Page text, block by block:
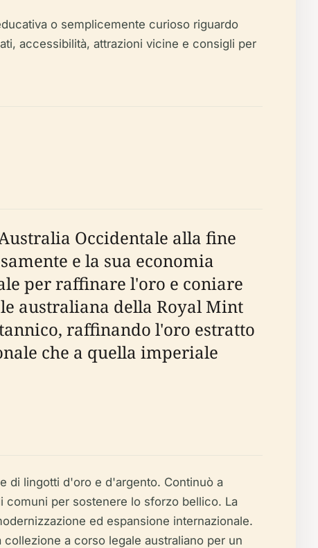
o semplicemente curioso riguardo
accessibilità, attrazioni vicine e consigli per
Occidentale alla fine
e la sua economia
per raffinare l'oro e coniare
australiana della Royal Mint
raffinando l'oro estratto
che a quella imperiale
di lingotti d'oro e d'argento. Continuò a
comuni per sostenere lo sforzo bellico. La
ed espansione internazionale.
a corso legale australiano per un